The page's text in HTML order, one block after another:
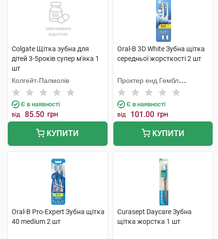
Colgate Щітка зубна для
дітей 3-5років супер м'яка 1
шт
Колгейт-Палмолів
Є в наявності
від 85.50 грн
КУПИТИ
Oral-B 3D White Зубна щітка
середньої жорсткості 2 шт
Проктер енд Гембл
Меньюфекчурінг
Є в наявності
від 101.00 грн
КУПИТИ
Oral-B Pro-Expert Зубна щітка
40 medium 2 шт
Curasept Daycare Зубна
щітка жорстка 1 шт